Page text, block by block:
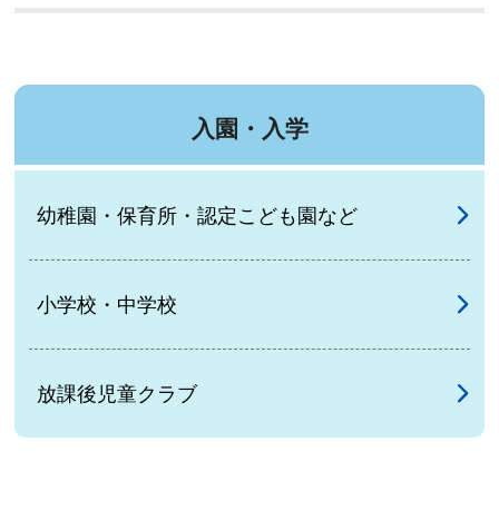
入園・入学
幼稚園・保育所・認定こども園など
小学校・中学校
放課後児童クラブ